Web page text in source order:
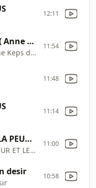
12:11
- CLIP NA BANGA TE ( Anne Keps de Gaël Music)
CLIP NA BANGA TE ( Anne Keps de Gaël Music)
11:54
11:48
11:14
- VICTOIRE CONTRE LA PEUR ET LE DECOURAGEMENT
VICTOIRE CONTRE LA PEUR ET LE DECOURAGEMENT
11:00
desir 10:58